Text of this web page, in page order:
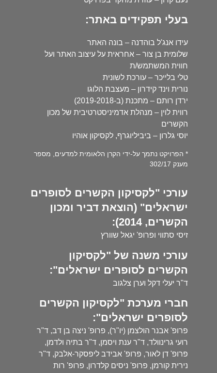
בעלי תפקידים באתר:
עידו אנג'ל בוהדנה – בונה האתר
שלומית בן צור – אחראית על עיצוב האתר ועל
חווית המשתמש/ת
טלי בלייכר – עורכת לשונית
נורית וינד קידרון – מעצבת הלוגו
ירדן רותם – מתכנת (ב-2019-2018)
רווית לוין – מנהלת אדמיניסטרטיבית של מכון
הקשרים
יוסי גלרון – ביביליוגרף, לקסיקון אוהיו
* הפרויקט נתמך על-ידי הקרן הלאומית למדעים, מספר
מענק 302/17
עורכי "לקסיקון הקשרים לסופרים
ישראלים" (הוצאת דביר ומכון
הקשרים, 2014):
זיסי סתווי ופרופ' יגאל שוורץ
עורכי משנה של "לקסיקון
הקשרים לסופרים ישראלים":
ד"ר יעלי דקל וערן צלגוב
חברי מערכת "לקסיקון הקשרים
לסופרים ישראלים":
פרופ' אבנר הולצמן (יו"ר), פרופ' ניצה בן דב, ד"ר
רועי גרינוולד, ד"ר ענת ויסמן, ד"ר בתיה ולדמן,
פרופ' דן לאור, פרופ' אבידב ליפסקר-אלבק, ד"ר
נירית קורמן, פרופ' ניסים קלדרון, פרופ' רות